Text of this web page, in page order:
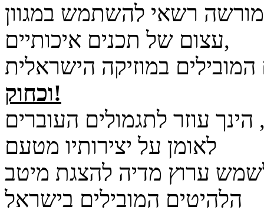
רשאי להשתמש במגוון
עצום של תכנים איכותיים,
במוזיקה הישראלית
וכחוק!
עוזר לתגמולים העוברים
לאומן על יצירותיו מטעם
ערוץ מדיה להצגת מיטב
הלהיטים המובילים בישראל